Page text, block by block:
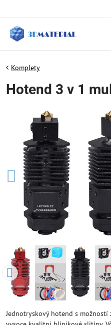
Komplety
Hotend 3 v 1
Jednotryskový hotend s